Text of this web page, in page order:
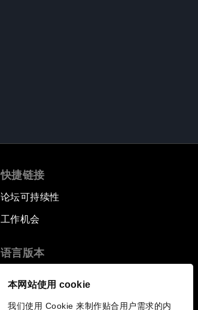
本网站使用 cookie
我们使用 Cookie 来制作贴合用户需求的内
快捷链接
论坛可持续性
工作机会
语言版本